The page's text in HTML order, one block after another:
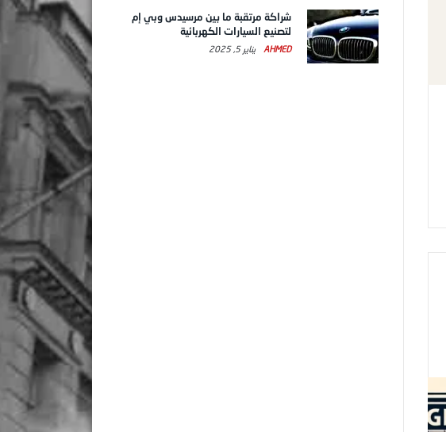
شراكة مرتقبة ما بين مرسيدس وبي إم
لتصنيع السيارات الكهربائية
AHMED يناير 5, 2025